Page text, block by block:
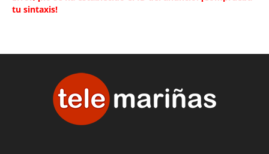
tu sintaxis!